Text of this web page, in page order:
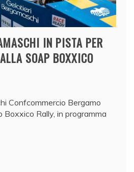
IN PISTA PER
SOAP BOXXICO
Confcommercio Bergamo
Boxxico Rally, in programma